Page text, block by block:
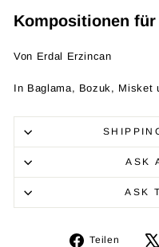
Kompositionen für
Von Erdal Erzincan
In Baglama, Bozuk, Misket
ASK
ASK
Teilen
Auf